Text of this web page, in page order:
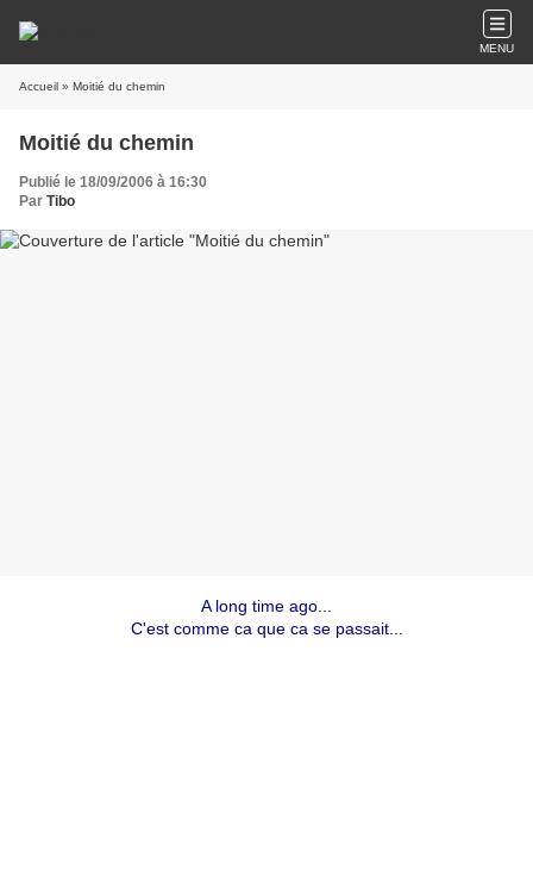
MENU
Accueil » Moitié du chemin
Moitié du chemin
Publié le 18/09/2006 à 16:30
Par Tibo
A long time ago...
C'est comme ca que ca se passait...